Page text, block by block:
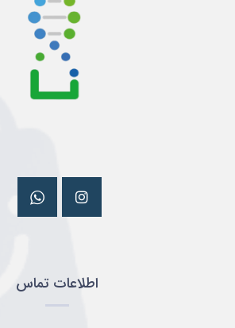
اطلاعات تماس